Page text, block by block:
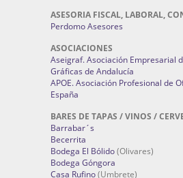
ASESORIA FISCAL, LABORAL,
Perdomo Asesores
ASOCIACIONES
Aseigraf. Asociación Empresarial
Gráficas de Andalucía
APOE. Asociación Profesional de
España
BARES DE TAPAS / VINOS /
Barrabar´s
Becerrita
Bodega El Bólido(Olivares)
Bodega Góngora
Casa Rufino(Umbrete)